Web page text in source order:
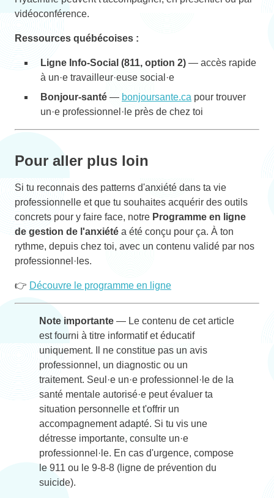
vidéoconférence.
Ressources québécoises :
Ligne Info-Social (811, option 2) — accès rapide
à un·e travailleur·euse social·e
Bonjour-santé — bonjoursante.ca pour trouver
un·e professionnel·le près de chez toi
Pour aller plus loin
Si tu reconnais des patterns d'anxiété dans ta vie
professionnelle et que tu souhaites acquérir des outils
concrets pour y faire face, notre Programme en ligne
de gestion de l'anxiété a été conçu pour ça. À ton
rythme, depuis chez toi, avec un contenu validé par nos
professionnel·les.
👉 Découvre le programme en ligne
Note importante — Le contenu de cet article
est fourni à titre informatif et éducatif
uniquement. Il ne constitue pas un avis
professionnel, un diagnostic ou un
traitement. Seul·e un·e professionnel·le de la
santé mentale autorisé·e peut évaluer ta
situation personnelle et t'offrir un
accompagnement adapté. Si tu vis une
détresse importante, consulte un·e
professionnel·le. En cas d'urgence, compose
le 911 ou le 9-8-8 (ligne de prévention du
suicide).